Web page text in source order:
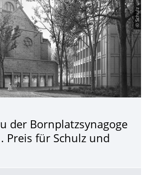
der Bornplatzsynagoge
Preis für Schulz und